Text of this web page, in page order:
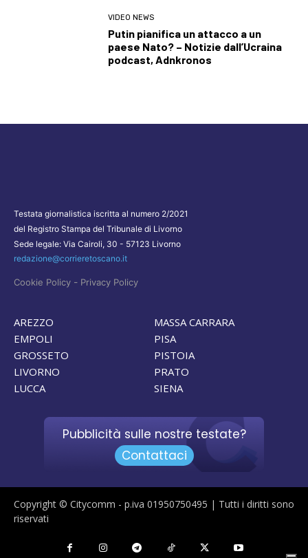
VIDEO NEWS
Putin pianifica un attacco a un
paese Nato? – Notizie dall’Ucraina
podcast, Adnkronos
Testata giornalistica iscritta al numero 2/2021
del Registro Stampa del Tribunale di Livorno
Sede legale: Via Cairoli, 30 - 57123 Livorno
redazione@corrieretoscano.it
Cookie Policy - Privacy Policy
AREZZO
EMPOLI
GROSSETO
LIVORNO
LUCCA
MASSA CARRARA
PISA
PISTOIA
PRATO
SIENA
Pubblicità sulle nostre testate?
Contattaci
Copyright © Citycomm - p.iva 01950750495 | Tutti i diritti sono
riservati